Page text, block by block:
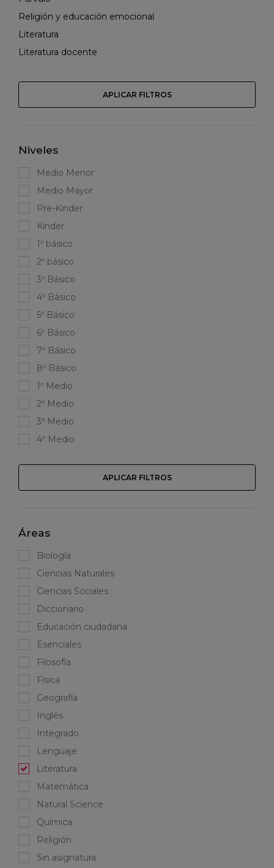
Religión y educación emocional
Literatura
Literatura docente
APLICAR FILTROS
Niveles
Medio Menor
Medio Mayor
Pre-Kinder
Kinder
1º básico
2º básico
3º Básico
4º Básico
5º Básico
6º Básico
7º Básico
8º Básico
1º Medio
2º Medio
3º Medio
4º Medio
APLICAR FILTROS
Áreas
Biología
Ciencias Naturales
Ciencias Sociales
Diccionario
Educación ciudadana
Esenciales
Filosofía
Física
Geografía
Inglés
Integrado
Lenguaje
Literatura
Matemática
Natural Science
Química
Religión
Sin asignatura